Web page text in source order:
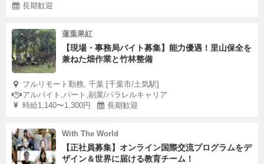
長期歓迎
蓮葉果紅
【現場・事務局バイト募集】能力優遇！里山保全を
兼ねた畑作業と竹林整備
フルリモート勤務, 千葉 [千葉市/土気駅]
アルバイト,パート,副業/パラレルキャリア
時給1,140〜1,300円
長期歓迎
With The World
【正社員募集】オンライン国際交流プログラムをデ
ザイン＆世界に届ける教育チーム！